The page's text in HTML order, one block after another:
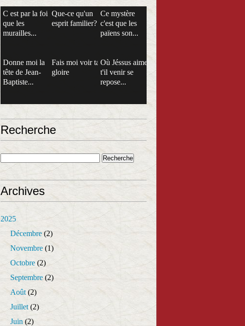
C est par la foi
que les
murailles...
Que-ce qu'un
esprit familier?
Ce mystère
c'est que les
païens son...
Donne moi la
tête de Jean-
Baptiste...
Fais moi voir ta
gloire
Où Jéssus aime
t'il venir se
repose...
Recherche
Archives
2025
Décembre (2)
Novembre (1)
Octobre (2)
Septembre (2)
Août (2)
Juillet (2)
Juin (2)